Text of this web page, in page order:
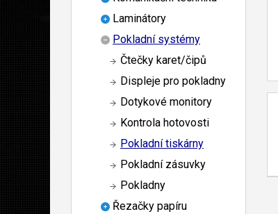
Laminátory
Pokladní systémy
Čtečky karet/čipů
Displeje pro pokladny
Dotykové monitory
Kontrola hotovosti
Pokladní tiskárny
Pokladní zásuvky
Pokladny
Řezačky papíru